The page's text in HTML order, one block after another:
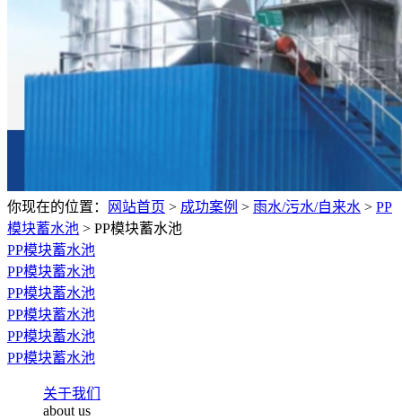
你现在的位置： 网站首页 > 成功案例 > 雨水/污水/自来水 > PP
模块蓄水池 > PP模块蓄水池
PP模块蓄水池
PP模块蓄水池
PP模块蓄水池
PP模块蓄水池
PP模块蓄水池
PP模块蓄水池
关于我们
about us